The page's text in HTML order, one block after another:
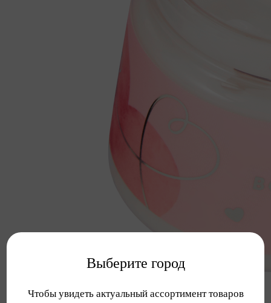
Выберите город
Чтобы увидеть актуальный ассортимент товаров